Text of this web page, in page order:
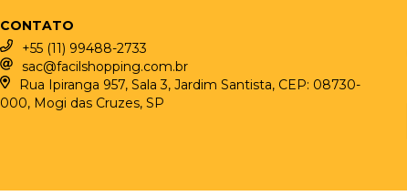
CONTATO
+55 (11) 99488-2733
sac@facilshopping.com.br
Rua Ipiranga 957, Sala 3, Jardim Santista, CEP: 08730-
000, Mogi das Cruzes, SP